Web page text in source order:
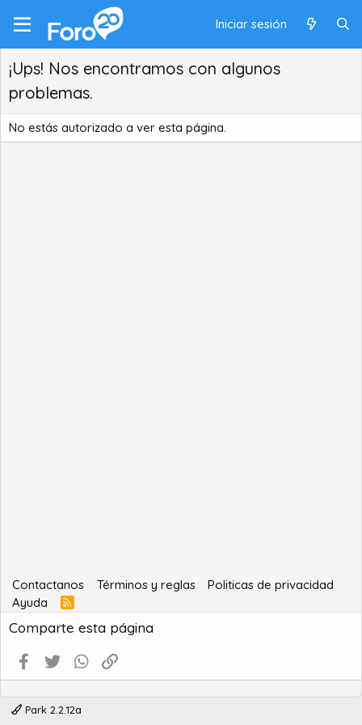
Iniciar sesión
¡Ups! Nos encontramos con algunos
problemas.
No estás autorizado a ver esta página.
Contactanos Términos y reglas
Politicas de privacidad
Ayuda
R
S
S
Comparte esta página
Facebook
Twitter WhatsApp
Park 2.2.12a